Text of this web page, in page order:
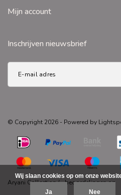
Mijn account
Inschrijven nieuwsbrief
© Copyright 2026 - Powered by
Aryani Collection/-beoordelingen op
Wij slaan cookies op om onze
Ja Nee